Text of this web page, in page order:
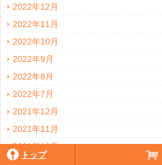
2022年12月
2022年11月
2022年10月
2022年9月
2022年8月
2022年7月
2021年12月
2021年11月
2021年10月
トップ